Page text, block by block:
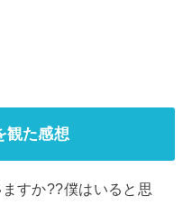
観た感想
すか??僕はいると思